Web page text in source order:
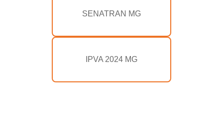
SENATRAN MG
IPVA 2024 MG